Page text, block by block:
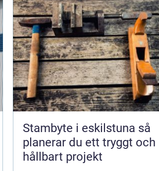
Stambyte i eskilstuna så
planerar du ett tryggt och
hållbart projekt